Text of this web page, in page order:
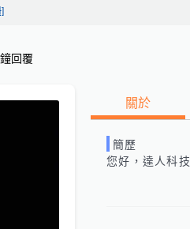
回覆
關於
簡歷
您好， 達人科技